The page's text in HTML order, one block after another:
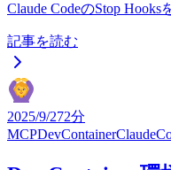
Claude CodeのStop
記事を読む
2025/9/272分
MCPDevContainer